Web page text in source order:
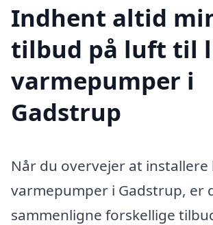
Indhent altid
tilbud på luft til
varmepumper i
Gadstrup
Når du overvejer at
varmepumper i Gadstrup, er
sammenligne forskellige